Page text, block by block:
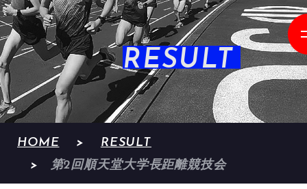
RESULT
HOME
RESULT
第2回順天堂大学長距離競技会